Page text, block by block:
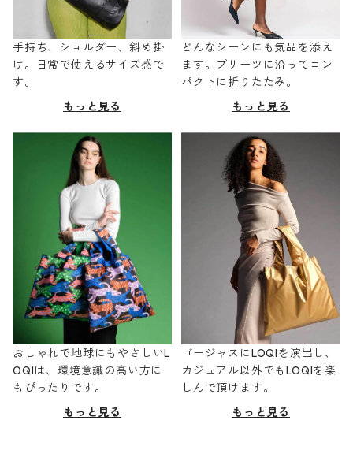
手持ち、ショルダー、斜め掛
け。日常で使えるサイズ感で
す。
もっと見る
どんなシーンにも気品を添え
ます。プリーツに沿ってコン
パクトに折りたたみ。
もっと見る
おしゃれで地球にもやさしいL
OQIは、環境意識の高い方に
もぴったりです。
もっと見る
ゴージャスにLOQIを演出し、
カジュアル以外でもLOQIを楽
しんで頂けます。
もっと見る